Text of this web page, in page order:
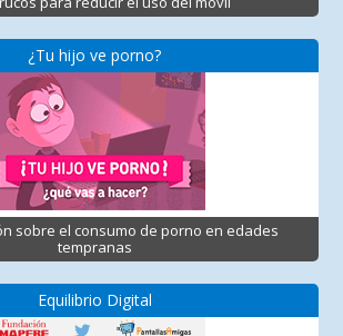
¿Tu hijo ve porno?
sobre el consumo de porno en edades
tempranas
Equilibrio Digital